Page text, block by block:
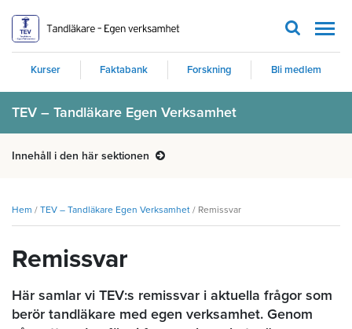
Kurser Faktabank Forskning Bli medlem
TEV – Tandläkare Egen Verksamhet
Innehåll i den här sektionen
Hem / TEV – Tandläkare Egen Verksamhet / Remissvar
Remissvar
Här samlar vi TEV:s remissvar i aktuella frågor som
berör tandläkare med egen verksamhet. Genom